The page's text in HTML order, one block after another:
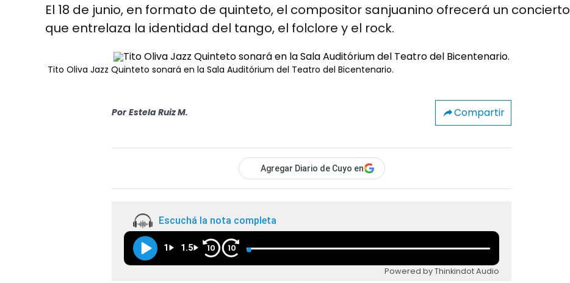
El 18 de junio, en formato de quinteto, el compositor sanjuanino ofrecerá un concierto
que entrelaza la identidad del tango, el folclore y el rock.
Tito Oliva Jazz Quinteto sonará en la Sala Auditórium del Teatro del Bicentenario.
Por Estela Ruiz M. Compartir
Agregar Diario de Cuyo en
Escuchá la nota completa
1 1.5 10 10
Powered by Thinkindot Audio